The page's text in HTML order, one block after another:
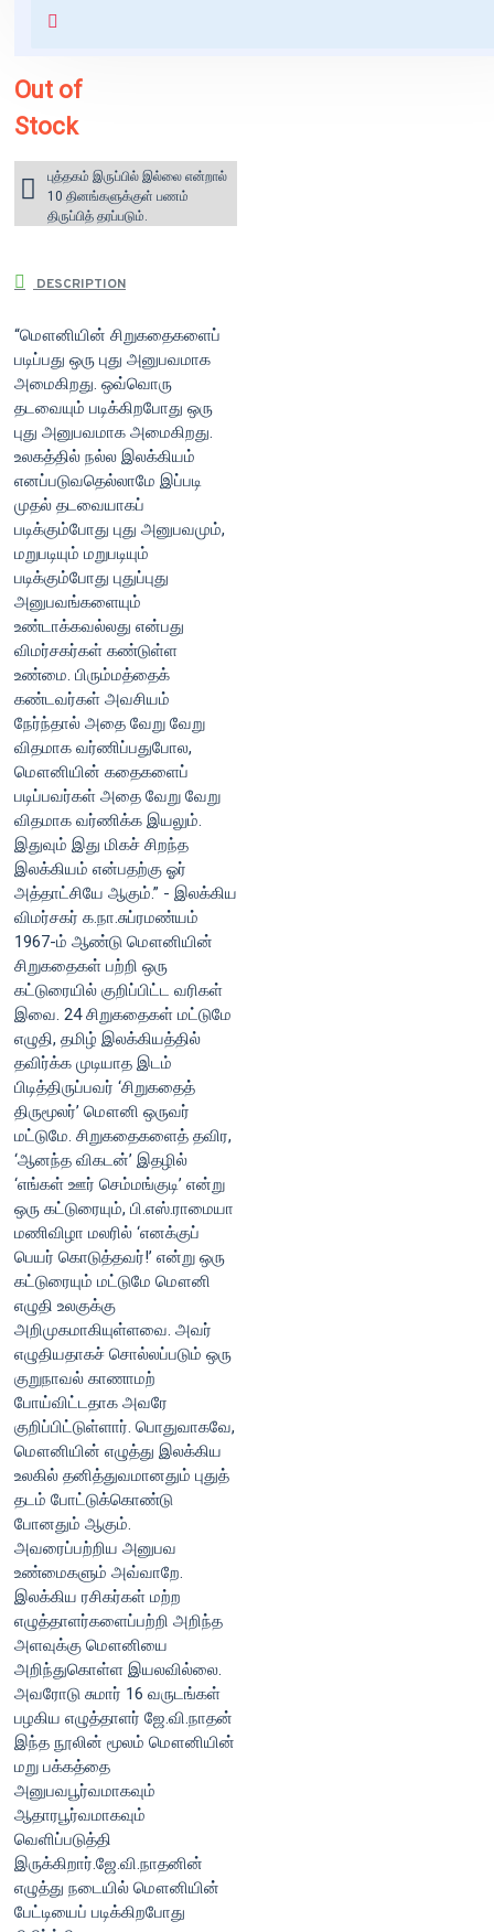
for orders above ₹1000 within
Out of
Stock
புத்தகம் இருப்பில் இல்லை என்றால்
10 தினங்களுக்குள் பணம்
திருப்பித் தரப்படும்.
DESCRIPTION
“மௌனியின் சிறுகதைகளைப்
படிப்பது ஒரு புது அனுபவமாக
அமைகிறது. ஒவ்வொரு
தடவையும் படிக்கிறபோது ஒரு
புது அனுபவமாக அமைகிறது.
உலகத்தில் நல்ல இலக்கியம்
எனப்படுவதெல்லாமே இப்படி
முதல் தடவையாகப்
படிக்கும்போது புது அனுபவமும்,
மறுபடியும் மறுபடியும்
படிக்கும்போது புதுப்புது
அனுபவங்களையும்
உண்டாக்கவல்லது என்பது
விமர்சகர்கள் கண்டுள்ள
உண்மை. பிரும்மத்தைக்
கண்டவர்கள் அவசியம்
நேர்ந்தால் அதை வேறு வேறு
விதமாக வர்ணிப்பதுபோல,
மௌனியின் கதைகளைப்
படிப்பவர்கள் அதை வேறு வேறு
விதமாக வர்ணிக்க இயலும்.
இதுவும் இது மிகச் சிறந்த
இலக்கியம் என்பதற்கு ஓர்
அத்தாட்சியே ஆகும்.” - இலக்கிய
விமர்சகர் க.நா.சுப்ரமண்யம்
1967-ம் ஆண்டு மௌனியின்
சிறுகதைகள் பற்றி ஒரு
கட்டுரையில் குறிப்பிட்ட வரிகள்
இவை. 24 சிறுகதைகள் மட்டுமே
எழுதி, தமிழ் இலக்கியத்தில்
தவிர்க்க முடியாத இடம்
பிடித்திருப்பவர் ‘சிறுகதைத்
திருமூலர்’ மௌனி ஒருவர்
மட்டுமே. சிறுகதைகளைத் தவிர,
‘ஆனந்த விகடன்’ இதழில்
‘எங்கள் ஊர் செம்மங்குடி’ என்று
ஒரு கட்டுரையும், பி.எஸ்.ராமையா
மணிவிழா மலரில் ‘எனக்குப்
பெயர் கொடுத்தவர்!’ என்று ஒரு
கட்டுரையும் மட்டுமே மௌனி
எழுதி உலகுக்கு
அறிமுகமாகியுள்ளவை. அவர்
எழுதியதாகச் சொல்லப்படும் ஒரு
குறுநாவல் காணாமற்
போய்விட்டதாக அவரே
குறிப்பிட்டுள்ளார். பொதுவாகவே,
மௌனியின் எழுத்து இலக்கிய
உலகில் தனித்துவமானதும் புதுத்
தடம் போட்டுக்கொண்டு
போனதும் ஆகும்.
அவரைப்பற்றிய அனுபவ
உண்மைகளும் அவ்வாறே.
இலக்கிய ரசிகர்கள் மற்ற
எழுத்தாளர்களைப்பற்றி அறிந்த
அளவுக்கு மௌனியை
அறிந்துகொள்ள இயலவில்லை.
அவரோடு சுமார் 16 வருடங்கள்
பழகிய எழுத்தாளர் ஜே.வி.நாதன்
இந்த நூலின் மூலம் மௌனியின்
மறு பக்கத்தை
அனுபவபூர்வமாகவும்
ஆதாரபூர்வமாகவும்
வெளிப்படுத்தி
இருக்கிறார்.ஜே.வி.நாதனின்
எழுத்து நடையில் மௌனியின்
பேட்டியைப் படிக்கிறபோது